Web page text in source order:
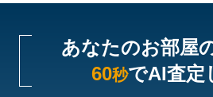
あなたのお部屋
60秒でAI査定